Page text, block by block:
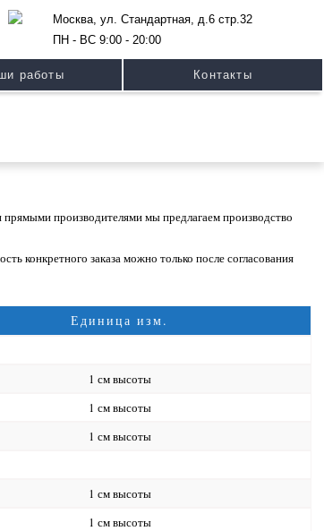
Москва, ул. Стандартная, д.6 стр.32
ПН - ВС 9:00 - 20:00
работы Контакты
производителями мы предлагаем производство
конкретного заказа можно только после согласования
Единица изм.
1 см высоты
1 см высоты
1 см высоты
1 см высоты
1 см высоты